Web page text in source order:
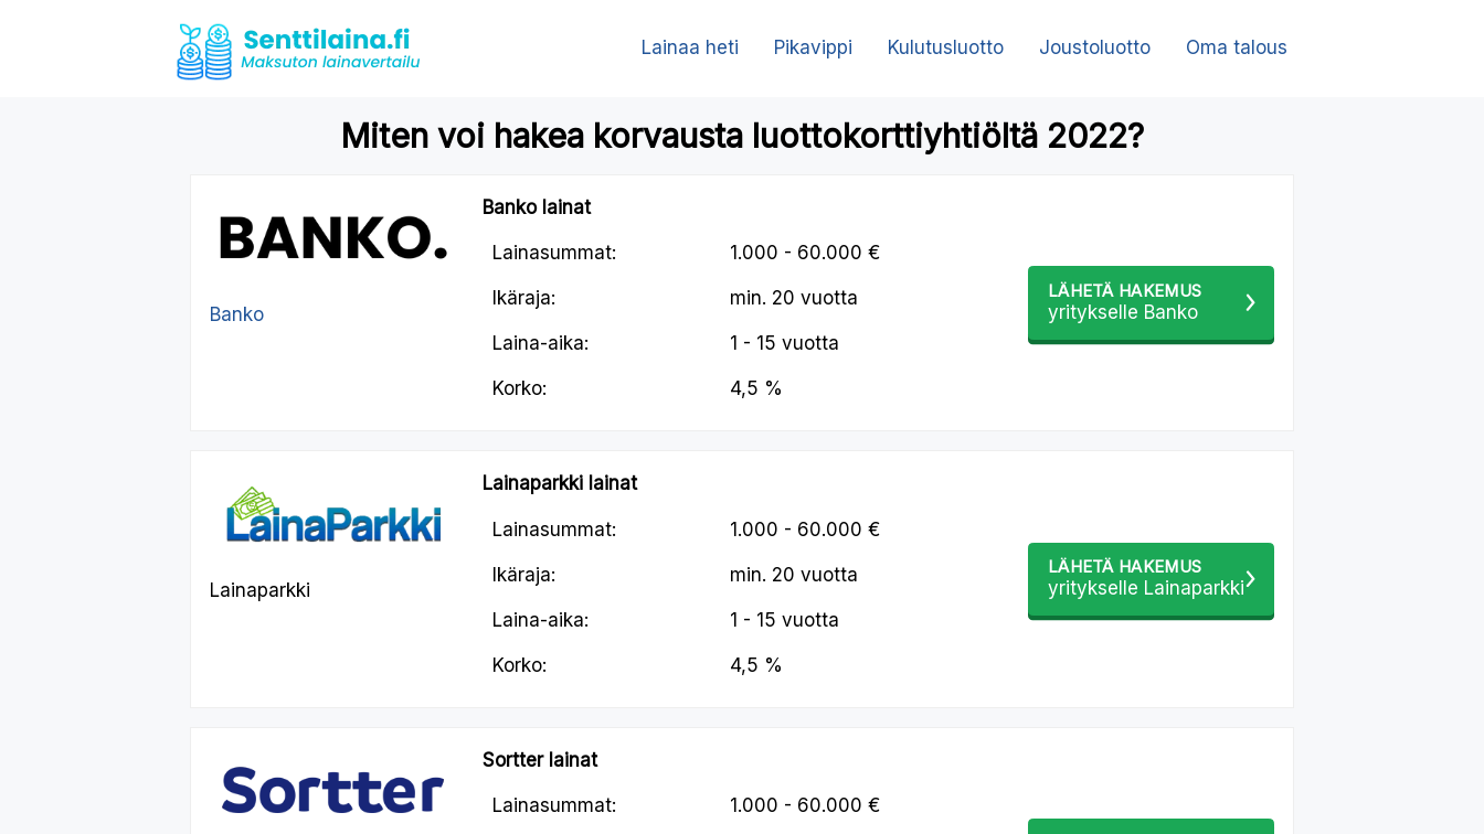
Lainaa heti Pikavippi Kulutusluotto Joustoluotto Oma talous
Miten voi hakea korvausta luottokorttiyhtiöltä 2022?
Banko
Banko lainat
Lainasummat: 1.000 - 60.000 €
Ikäraja: min. 20 vuotta
Laina-aika: 1 - 15 vuotta
Korko: 4,5 %
LÄHETÄ HAKEMUS
yritykselle Banko
Lainaparkki
Lainaparkki lainat
Lainasummat: 1.000 - 60.000 €
Ikäraja: min. 20 vuotta
Laina-aika: 1 - 15 vuotta
Korko: 4,5 %
LÄHETÄ HAKEMUS
yritykselle Lainaparkki
Sortter lainat
Lainasummat: 1.000 - 60.000 €